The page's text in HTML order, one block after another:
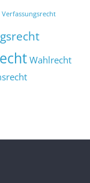
Verfassungsrecht
Wahlrecht